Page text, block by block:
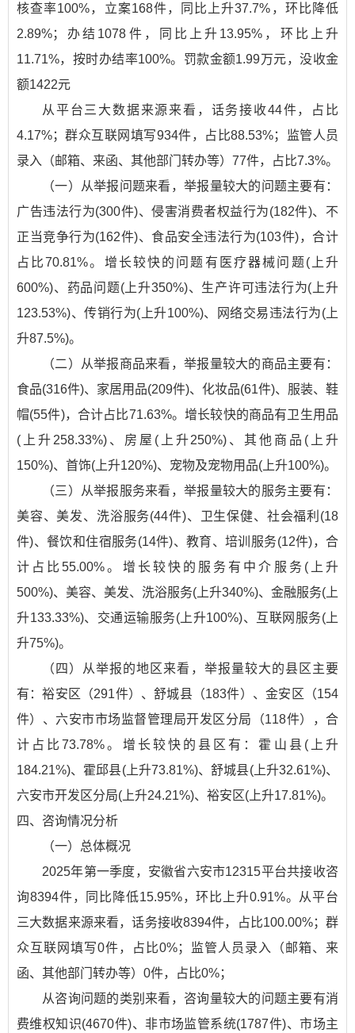
核查率100%，立案168件，同比上升37.7%，环比降低
2.89%；办结1078件，同比上升13.95%，环比上升
11.71%，按时办结率100%。罚款金额1.99万元，没收金
额1422元
从平台三大数据来源来看，话务接收44件，占比
4.17%；群众互联网填写934件，占比88.53%；监管人员
录入（邮箱、来函、其他部门转办等）77件，占比7.3%。
（一）从举报问题来看，举报量较大的问题主要有：
广告违法行为(300件)、侵害消费者权益行为(182件)、不
正当竞争行为(162件)、食品安全违法行为(103件)，合计
占比70.81%。增长较快的问题有医疗器械问题(上升
600%)、药品问题(上升350%)、生产许可违法行为(上升
123.53%)、传销行为(上升100%)、网络交易违法行为(上
升87.5%)。
（二）从举报商品来看，举报量较大的商品主要有：
食品(316件)、家居用品(209件)、化妆品(61件)、服装、鞋
帽(55件)，合计占比71.63%。增长较快的商品有卫生用品
(上升258.33%)、房屋(上升250%)、其他商品(上升
150%)、首饰(上升120%)、宠物及宠物用品(上升100%)。
（三）从举报服务来看，举报量较大的服务主要有：
美容、美发、洗浴服务(44件)、卫生保健、社会福利(18
件)、餐饮和住宿服务(14件)、教育、培训服务(12件)，合
计占比55.00%。增长较快的服务有中介服务(上升
500%)、美容、美发、洗浴服务(上升340%)、金融服务(上
升133.33%)、交通运输服务(上升100%)、互联网服务(上
升75%)。
（四）从举报的地区来看，举报量较大的县区主要
有：裕安区（291件）、舒城县（183件）、金安区（154
件）、六安市市场监督管理局开发区分局（118件），合
计占比73.78%。增长较快的县区有：霍山县(上升
184.21%)、霍邱县(上升73.81%)、舒城县(上升32.61%)、
六安市开发区分局(上升24.21%)、裕安区(上升17.81%)。
四、咨询情况分析
（一）总体概况
2025年第一季度，安徽省六安市12315平台共接收咨
询8394件，同比降低15.95%，环比上升0.91%。从平台
三大数据来源来看，话务接收8394件，占比100.00%；群
众互联网填写0件，占比0%；监管人员录入（邮箱、来
函、其他部门转办等）0件，占比0%；
从咨询问题的类别来看，咨询量较大的问题主要有消
费维权知识(4670件)、非市场监管系统(1787件)、市场主